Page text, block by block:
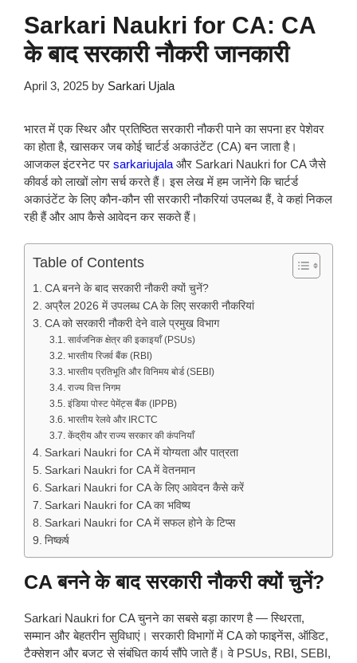
Sarkari Naukri for CA: CA
के बाद सरकारी नौकरी जानकारी
April 3, 2025 by Sarkari Ujala
भारत में एक स्थिर और प्रतिष्ठित सरकारी नौकरी पाने का सपना हर पेशेवर
का होता है, खासकर जब कोई चार्टर्ड अकाउंटेंट (CA) बन जाता है।
आजकल इंटरनेट पर sarkariujala और Sarkari Naukri for CA जैसे
कीवर्ड को लाखों लोग सर्च करते हैं। इस लेख में हम जानेंगे कि चार्टर्ड
अकाउंटेंट के लिए कौन-कौन सी सरकारी नौकरियां उपलब्ध हैं, वे कहां निकल
रही हैं और आप कैसे आवेदन कर सकते हैं।
Table of Contents
CA बनने के बाद सरकारी नौकरी क्यों चुनें?
अप्रैल 2026 में उपलब्ध CA के लिए सरकारी नौकरियां
CA को सरकारी नौकरी देने वाले प्रमुख विभाग
सार्वजनिक क्षेत्र की इकाइयाँ (PSUs)
भारतीय रिजर्व बैंक (RBI)
भारतीय प्रतिभूति और विनिमय बोर्ड (SEBI)
राज्य वित्त निगम
इंडिया पोस्ट पेमेंट्स बैंक (IPPB)
भारतीय रेलवे और IRCTC
केंद्रीय और राज्य सरकार की कंपनियाँ
Sarkari Naukri for CA में योग्यता और पात्रता
Sarkari Naukri for CA में वेतनमान
Sarkari Naukri for CA के लिए आवेदन कैसे करें
Sarkari Naukri for CA का भविष्य
Sarkari Naukri for CA में सफल होने के टिप्स
निष्कर्ष
CA बनने के बाद सरकारी नौकरी क्यों चुनें?
Sarkari Naukri for CA चुनने का सबसे बड़ा कारण है — स्थिरता,
सम्मान और बेहतरीन सुविधाएं। सरकारी विभागों में CA को फाइनेंस, ऑडिट,
टैक्सेशन और बजट से संबंधित कार्य सौंपे जाते हैं। वे PSUs, RBI, SEBI,